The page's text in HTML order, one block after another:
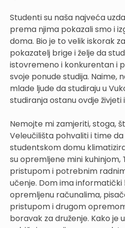
Studenti su naša najveća
prema njima pokazali smo i
doma. Bio je to velik iskorak
pokazatelj brige i želje da
istovremeno i konkurentan i
svoje ponude studija. Naime,
mlade ljude da studiraju u
studiranja ostanu ovdje živjeti
Nemojte mi zamjeriti, stoga,
Veleučilišta pohvaliti i time da
studentskom domu
su opremljene mini
pristupom i potrebnim
učenje. Dom ima informatički
opremljenu računalima,
pristupom i drugom
boravak za druženje. Kako je